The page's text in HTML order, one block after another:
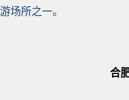
游场所之一。
合